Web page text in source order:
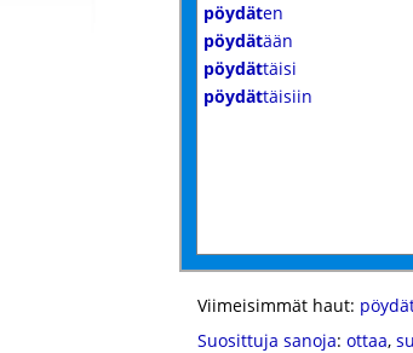
pöydäten
pöydätään
pöydättäisi
pöydättäisiin
Viimeisimmät haut:
Suosittuja sanoja: ottaa,